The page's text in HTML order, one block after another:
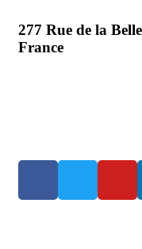
277 Rue de la
France